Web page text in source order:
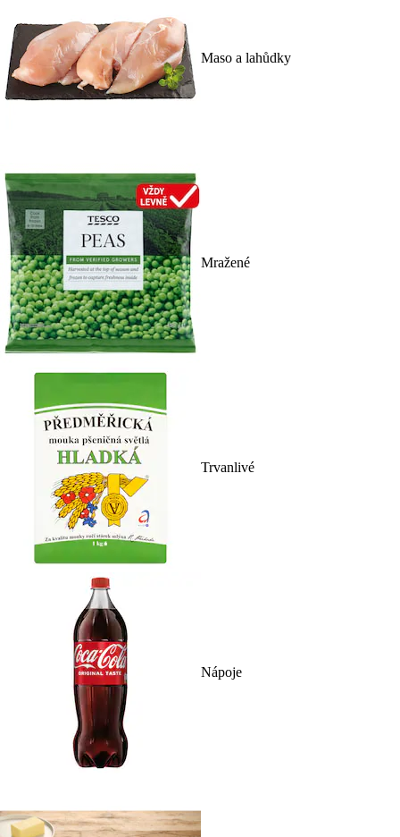
Maso a lahůdky
Mražené
Trvanlivé
Nápoje